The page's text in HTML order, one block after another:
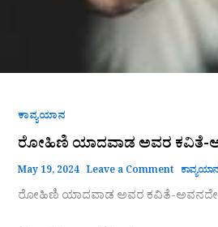
ಕಾವ್ಯಯಾನ
ರೋಹಿಣಿ ಯಾದವಾಡ ಅವರ ಕವಿತೆ-
May 19, 2024 Leave a Comment ಕಾವ್ಯಯಾನ
ರೋಹಿಣಿ ಯಾದವಾಡ ಅವರ ಕವಿತೆ-ಅವನದೇ